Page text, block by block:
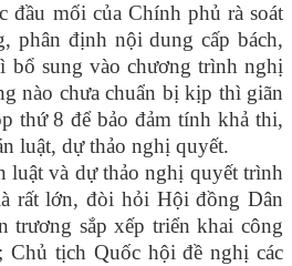
đầu mối của Chính phủ rà soát
phân định nội dung cấp bách,
bổ sung vào chương trình nghị
nào chưa chuẩn bị kịp thì giãn
thứ 8 để bảo đảm tính khả thi,
luật, dự thảo nghị quyết.
luật và dự thảo nghị quyết trình
rất lớn, đòi hỏi Hội đồng Dân
trương sắp xếp triển khai công
Chủ tịch Quốc hội đề nghị các